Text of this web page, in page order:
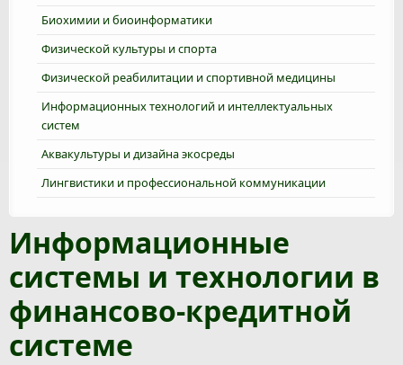
Биохимии и биоинформатики
Физической культуры и спорта
Физической реабилитации и спортивной медицины
Информационных технологий и интеллектуальных
систем
Аквакультуры и дизайна экосреды
Лингвистики и профессиональной коммуникации
Информационные
системы и технологии в
финансово-кредитной
системе